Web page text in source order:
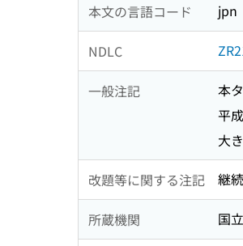
本文の言語コード jpn
NDLC
一般注記
本
平
大
改題等に関する注記 継
所蔵機関 国